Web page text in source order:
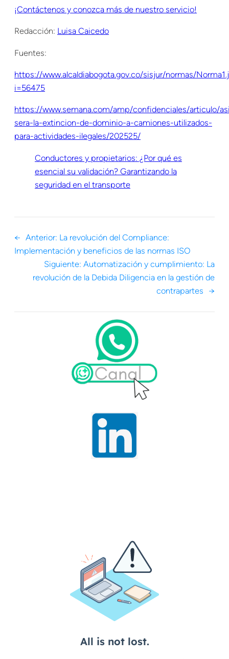
¡Contáctenos y conozca más de nuestro servicio!
Redacción: Luisa Caicedo
Fuentes:
https://www.alcaldiabogota.gov.co/sisjur/normas/
i=56475
https://www.semana.com/amp/confidenciales/articulo/
sera-la-extincion-de-dominio-a-camiones-utilizados-
para-actividades-ilegales/202525/
Conductores y propietarios: ¿Por qué es
esencial su validación? Garantizando la
seguridad en el transporte
← Anterior: La revolución del Compliance:
Implementación y beneficios de las normas ISO
Siguiente: Automatización y cumplimiento: La
revolución de la Debida Diligencia en la gestión de
contrapartes
→